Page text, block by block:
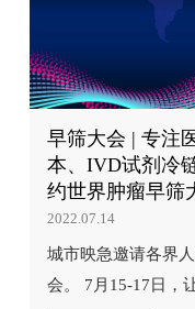
早筛大会 | 专注
本、IVD试剂冷
约世界肿瘤早筛
2022.07.14
城市映急邀请各界
会。 7月15-17日，